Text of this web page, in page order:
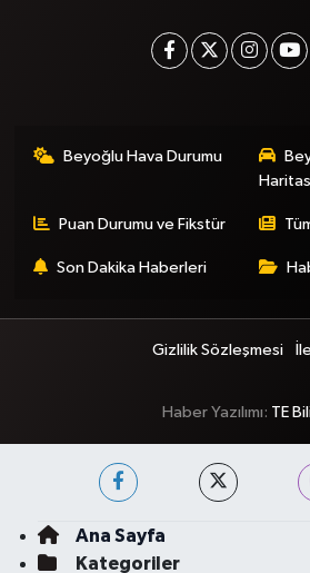
Beyoğlu Hava Durumu
Puan Durumu ve Fikstür
Son Dakika Haberleri
Gizlilik Sözleşmesi
Haber Yazılımı: TE
Ana Sayfa
Kategoriler